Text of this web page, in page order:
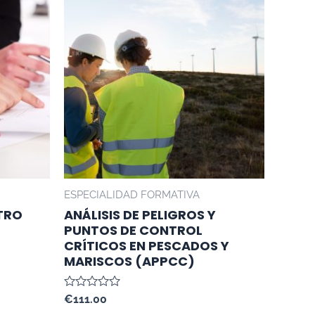
ESPECIALIDAD FORMATIVA
ANÁLISIS DE PELIGROS Y
PUNTOS DE CONTROL
CRÍTICOS EN PESCADOS Y
MARISCOS (APPCC)
Valorado
€111.00